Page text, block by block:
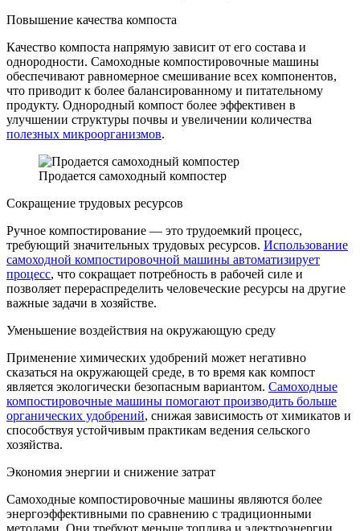
Повышение качества компоста
Качество компоста напрямую зависит от его состава и
однородности. Самоходные компостировочные машины
обеспечивают равномерное смешивание всех компонентов,
что приводит к более балансированному и питательному
продукту. Однородный компост более эффективен в
улучшении структуры почвы и увеличении количества
полезных микроорганизмов.
Продается самоходный компостер
Сокращение трудовых ресурсов
Ручное компостирование — это трудоемкий процесс,
требующий значительных трудовых ресурсов. Использование
самоходной компостировочной машины автоматизирует
процесс, что сокращает потребность в рабочей силе и
позволяет перераспределить человеческие ресурсы на другие
важные задачи в хозяйстве.
Уменьшение воздействия на окружающую среду
Применение химических удобрений может негативно
сказаться на окружающей среде, в то время как компост
является экологически безопасным вариантом. Самоходные
компостировочные машины помогают производить больше
органических удобрений, снижая зависимость от химикатов и
способствуя устойчивым практикам ведения сельского
хозяйства.
Экономия энергии и снижение затрат
Самоходные компостировочные машины являются более
энергоэффективными по сравнению с традиционными
методами. Они требуют меньше топлива и электроэнергии,